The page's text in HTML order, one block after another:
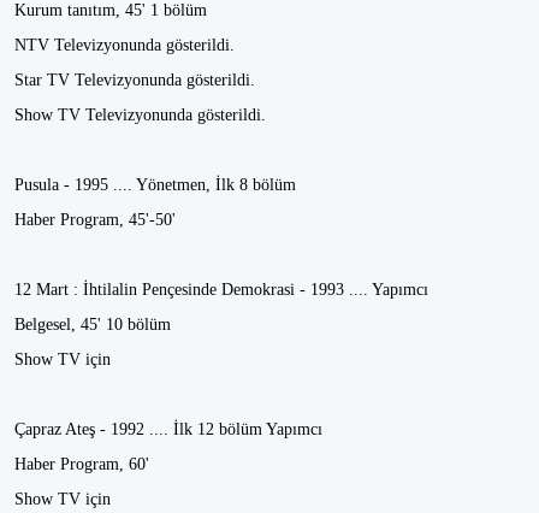
Kurum tanıtım, 45' 1 bölüm
NTV Televizyonunda gösterildi.
Star TV Televizyonunda gösterildi.
Show TV Televizyonunda gösterildi.
Pusula - 1995 .... Yönetmen, İlk 8 bölüm
Haber Program, 45'-50'
12 Mart : İhtilalin Pençesinde Demokrasi - 1993 .... Yapımcı
Belgesel, 45' 10 bölüm
Show TV için
Çapraz Ateş - 1992 .... İlk 12 bölüm Yapımcı
Haber Program, 60'
Show TV için